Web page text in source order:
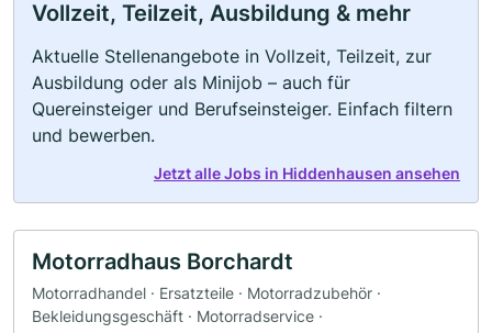
Vollzeit, Teilzeit, Ausbildung & mehr
Aktuelle Stellenangebote in Vollzeit, Teilzeit, zur
Ausbildung oder als Minijob – auch für
Quereinsteiger und Berufseinsteiger. Einfach filtern
und bewerben.
Jetzt alle Jobs in Hiddenhausen ansehen
Motorradhaus Borchardt
Motorradhandel · Ersatzteile · Motorradzubehör ·
Bekleidungsgeschäft · Motorradservice ·